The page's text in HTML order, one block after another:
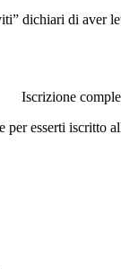
dichiari di aver
Iscrizione
per esserti iscritto